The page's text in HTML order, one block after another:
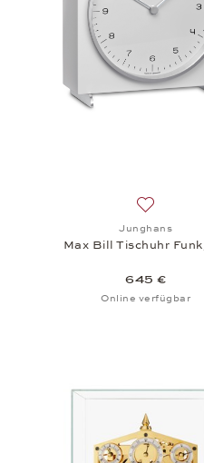
Junghans
Max Bill Tischuhr
645 €
Online verfügbar